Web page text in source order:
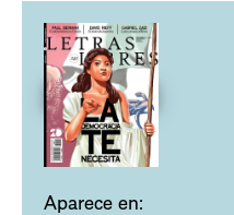
Aparece en: